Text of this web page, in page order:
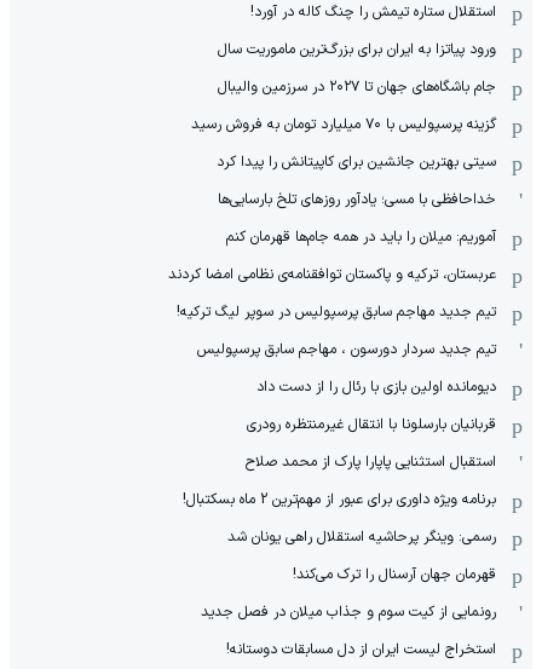
استقلال ستاره تیمش را چنگ کاله در آورد!
ورود پیاتزا به ایران برای بزرگ‌ترین ماموریت سال
جام باشگاه‌های جهان تا ۲۰۲۷ در سرزمین والیبال
گزینه پرسپولیس با ۷۰ میلیارد تومان به فروش رسید
سیتی بهترین جانشین برای کاپیتانش را پیدا کرد
خداحافظی با مسی؛ یادآور روزهای تلخ بارسایی‌ها
آموریم: میلان را باید در همه جام‌ها قهرمان کنم
عربستان، ترکیه و پاکستان توافقنامه‌ی نظامی امضا کردند
تیم جدید مهاجم سابق پرسپولیس در سوپر لیگ ترکیه!
تیم جدید سردار دورسون ، مهاجم سابق پرسپولیس
دیومانده اولین بازی با رئال را از دست داد
قربانیان بارسلونا با انتقال غیرمنتظره رودری
استقبال استثنایی پاپارا پارک از محمد صلاح
برنامه ویژه داوری برای عبور از مهم‌ترین 2 ماه بسکتبال!
رسمی: وینگر پرحاشیه استقلال راهی یونان شد
قهرمان جهان آرسنال را ترک می‌کند!
رونمایی از کیت سوم و جذاب میلان در فصل جدید
استخراج لیست ایران از دل مسابقات دوستانه!